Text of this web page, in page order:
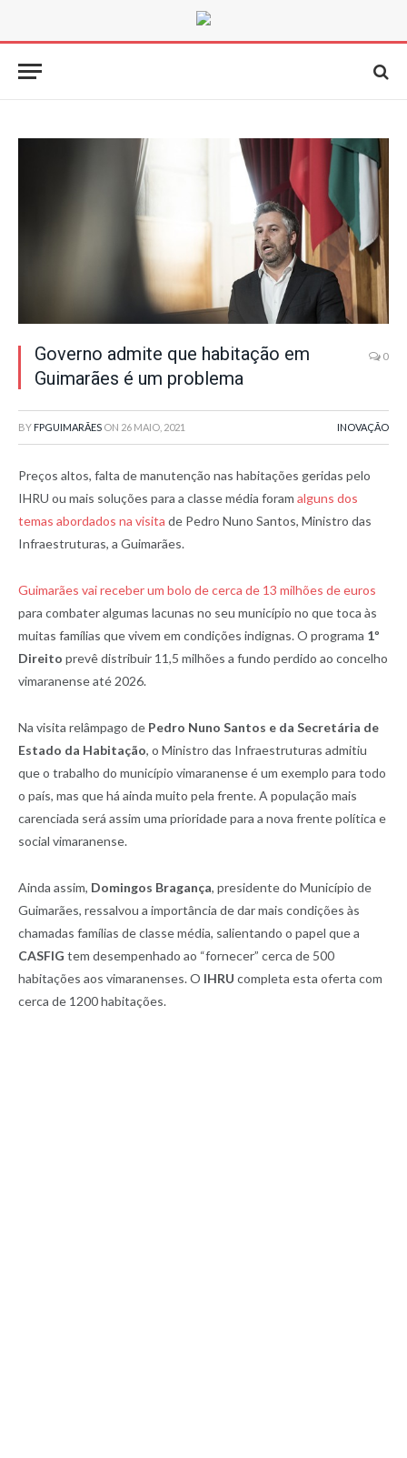
Governo admite que habitação em
Guimarães é um problema
0
BY FPGUIMARÃES ON 26 MAIO, 2021 INOVAÇÃO
Preços altos, falta de manutenção nas habitações geridas pelo
IHRU ou mais soluções para a classe média foram alguns dos
temas abordados na visita de Pedro Nuno Santos, Ministro das
Infraestruturas, a Guimarães.
Guimarães vai receber um bolo de cerca de 13 milhões de euros
para combater algumas lacunas no seu município no que toca às
muitas famílias que vivem em condições indignas. O programa 1º
Direito prevê distribuir 11,5 milhões a fundo perdido ao concelho
vimaranense até 2026.
Na visita relâmpago de Pedro Nuno Santos e da Secretária de
Estado da Habitação, o Ministro das Infraestruturas admitiu
que o trabalho do município vimaranense é um exemplo para todo
o país, mas que há ainda muito pela frente. A população mais
carenciada será assim uma prioridade para a nova frente política e
social vimaranense.
Ainda assim, Domingos Bragança, presidente do Município de
Guimarães, ressalvou a importância de dar mais condições às
chamadas famílias de classe média, salientando o papel que a
CASFIG tem desempenhado ao “fornecer” cerca de 500
habitações aos vimaranenses. O IHRU completa esta oferta com
cerca de 1200 habitações.